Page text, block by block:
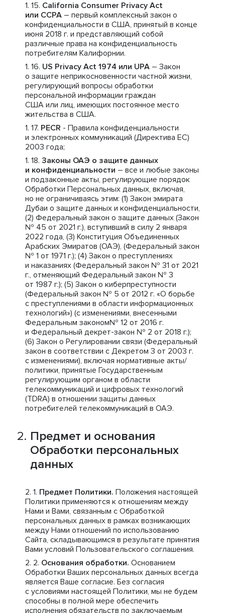
California Consumer Privacy Act
или CCPA – первый комплексный закон о
конфиденциальности в США, принятый в конце
июня 2018 г. и представляющий собой
различные права на конфиденциальность
потребителям Калифорнии.
US Privacy Act 1974 или UPA – Закон
о защите неприкосновенности частной жизни,
регулирующий вопросы обработки
персональной информации граждан
США или лиц, имеющих постоянное место
жительства в США.
PECR - Правила конфиденциальности
и электронных коммуникаций (Директива ЕС)
2003 года;
Законы ОАЭ о защите данных
и конфиденциальности – все и любые законы
и подзаконные акты, регулирующие порядок
Обработки Персональных данных, включая,
но не ограничиваясь этим: (1) Закон эмирата
Дубаи о защите данных и конфиденциальности,
(2) Федеральный закон о защите данных (Закон
№ 45 от 2021 г.), вступивший в силу 2 января
2022 года, (3) Конституция Объединенных
Арабских Эмиратов (ОАЭ), (Федеральный закон
№ 1 от 1971 г.); (4) Закон о преступлениях
и наказаниях (Федеральный закон № 31 от 2021
г., отменяющий Федеральный закон № 3
от 1987 г.); (5) Закон о киберпреступности
(Федеральный закон № 5 от 2012 г. «О борьбе
с преступлениями в области информационных
технологий») (с изменениями, внесенными
Федеральным законом№ 12 от 2016 г.
и Федеральный декрет-закон № 2 от 2018 г.);
(6) Закон о Регулировании связи (Федеральный
закон в соответствии с Декретом 3 от 2003 г.
с изменениями), включая нормативные акты/
политики, принятые Государственным
регулирующим органом в области
телекоммуникаций и цифровых технологий
(TDRA) в отношении защиты данных
потребителей телекоммуникаций в ОАЭ.
Предмет и основания
Обработки персональных
данных
Предмет Политики. Положения настоящей
Политики применяются к отношениям между
Нами и Вами, связанным с Обработкой
персональных данных в рамках возникающих
между Нами отношений по использованию
Сайта, складывающимся в результате принятия
Вами условий Пользовательского соглашения.
Основания обработки. Основанием
Обработки Ваших персональных данных всегда
является Ваше согласие. Без согласия
с условиями настоящей Политики, мы не будем
способны в полной мере обеспечить
исполнения обязательств по заключаемым